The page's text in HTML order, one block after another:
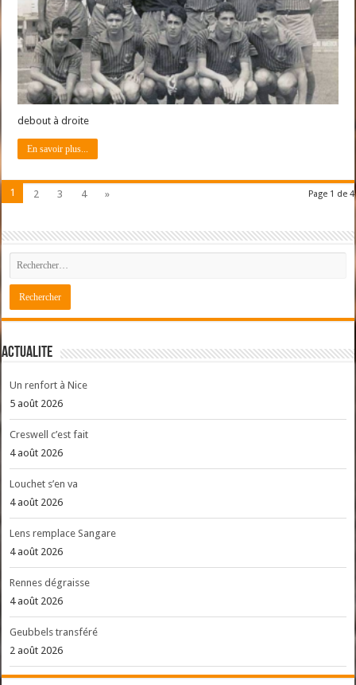
debout à droite
En savoir plus...
Page 1 de 4
1 2 3 4 »
ACTUALITE
Un renfort à Nice
5 août 2026
Creswell c’est fait
4 août 2026
Louchet s’en va
4 août 2026
Lens remplace Sangare
4 août 2026
Rennes dégraisse
4 août 2026
Geubbels transféré
2 août 2026